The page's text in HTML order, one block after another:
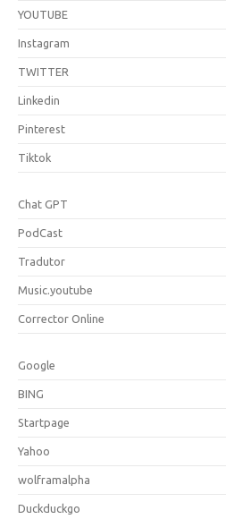
YOUTUBE
Instagram
TWITTER
Linkedin
Pinterest
Tiktok
Chat GPT
PodCast
Tradutor
Music.youtube
Corrector Online
Google
BING
Startpage
Yahoo
wolframalpha
Duckduckgo